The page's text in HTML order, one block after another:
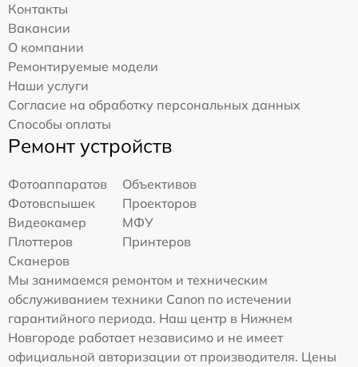
Контакты
Вакансии
О компании
Ремонтируемые модели
Наши услуги
Согласие на обработку персональных данных
Способы оплаты
Ремонт устройств
Фотоаппаратов
Объективов
Фотовспышек
Проекторов
Видеокамер
МФУ
Плоттеров
Принтеров
Сканеров
Мы занимаемся ремонтом и техническим
обслуживанием техники Canon по истечении
гарантийного периода. Наш центр в Нижнем
Новгороде работает независимо и не имеет
официальной авторизации от производителя. Цены